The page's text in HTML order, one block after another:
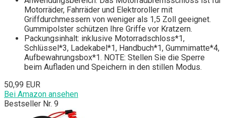
Motorräder, Fahrräder und Elektroroller mit
Griffdurchmessern von weniger als 1,5 Zoll geeignet.
Gummipolster schützen Ihre Griffe vor Kratzern.
Packungsinhalt: inklusive Motorradschloss*1,
Schlüssel*3, Ladekabel*1, Handbuch*1, Gummimatte*4,
Aufbewahrungsbox*1. NOTE: Stellen Sie die Sperre
beim Aufladen und Speichern in den stillen Modus.
50,99 EUR
Bei Amazon ansehen
Bestseller Nr. 9